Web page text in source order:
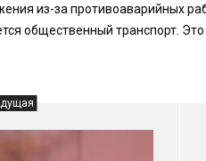
из-за противоаварийных
общественный транспорт.